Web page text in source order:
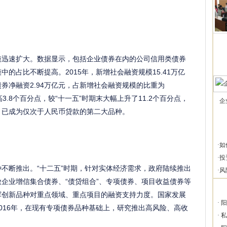
扩大。数据显示，包括企业债券在内的公司信用类债券
的占比不断提高。2015年，新增社会融资规模15.41万亿
净融资2.94万亿元，占新增社会融资规模的比重为
个百分点，较“十一五”时期末大幅上升了11.2个百分点，
成为仅次于人民币贷款的第二大品种。
推出。“十二五”时期，针对实体经济需求，政府陆续推出
业增信集合债券、“债贷组合”、专项债券、项目收益债券等
新品种对重点领域、重点项目的融资支持力度。国家发展
年，在现有专项债券品种基础上，研究推出高风险、高收
企
·如
·投
·
·
·